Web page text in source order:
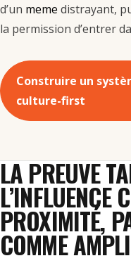
d’un meme distrayant,
la permission d’entrer
Construire un
culture-first
LA PREUVE
L’INFLUENCE
PROXIMITÉ,
COMME